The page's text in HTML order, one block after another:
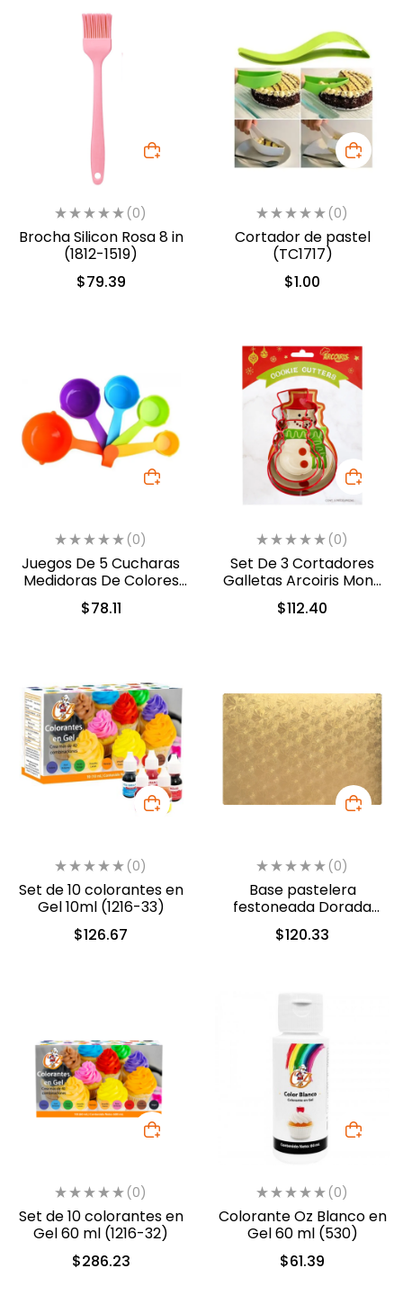
(0)
Brocha Silicon Rosa 8 in
(1812-1519)
$79.39
(0)
Cortador de pastel
(TC1717)
$1.00
(0)
Juegos De 5 Cucharas
Medidoras De Colores
(1812-3140)
$78.11
(0)
Set De 3 Cortadores
Galletas Arcoiris Mono
De Nieve Color Plateado
(201831)
$112.40
(0)
Set de 10 colorantes en
Gel 10ml (1216-33)
$126.67
(0)
Base pastelera
festoneada Dorada
Rectangular 36 X 46 cm
Dorado (450-83646)
$120.33
(0)
Set de 10 colorantes en
Gel 60 ml (1216-32)
$286.23
(0)
Colorante Oz Blanco en
Gel 60 ml (530)
$61.39